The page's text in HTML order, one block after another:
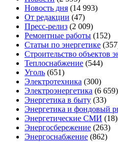
Новость дня (14 993)
От редакции (47)
Пресс-релиз (2 009)
Ремонтные работы (152)
Статьи по энергетике
Строительство объектов
Теплоснабжение (544)
Уголь (651)
Электротехника (300)
Электроэнергетика (6 659)
Энергетика в быту (33)
Энергетика и фондовый
Энергетические СМИ (18)
Энергосбережение (263)
Энергоснабжение (862)